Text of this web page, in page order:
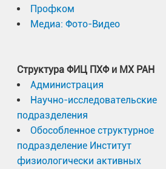
Профком
Медиа: Фото-Видео
Структура ФИЦ ПХФ и МХ РАН
Администрация
Научно-исследовательские
подразделения
Обособленное структурное
подразделение Институт
физиологически активных